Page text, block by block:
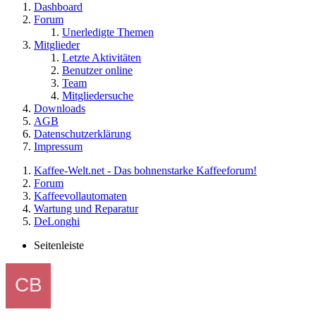
Dashboard
Forum
Unerledigte Themen
Mitglieder
Letzte Aktivitäten
Benutzer online
Team
Mitgliedersuche
Downloads
AGB
Datenschutzerklärung
Impressum
Kaffee-Welt.net - Das bohnenstarke Kaffeeforum!
Forum
Kaffeevollautomaten
Wartung und Reparatur
DeLonghi
Seitenleiste